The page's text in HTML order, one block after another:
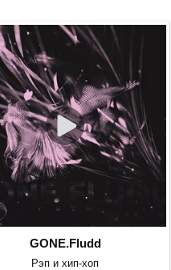
GONE.Fludd
Рэп и хип-хоп